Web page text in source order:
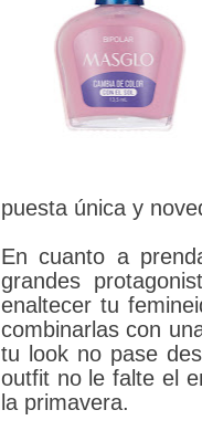
puesta única y
En cuanto a
grandes
enaltecer tu
combinarlas con
tu look no pase
outfit no le falte el
la primavera.